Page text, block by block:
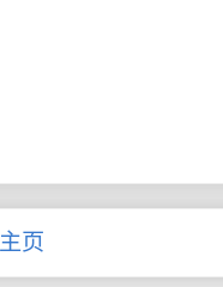
主页